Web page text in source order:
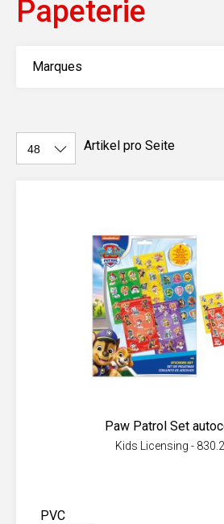
Papeterie
Marques
Artikel pro Seite
Paw Patrol Set
Kids Licensing -
PVC